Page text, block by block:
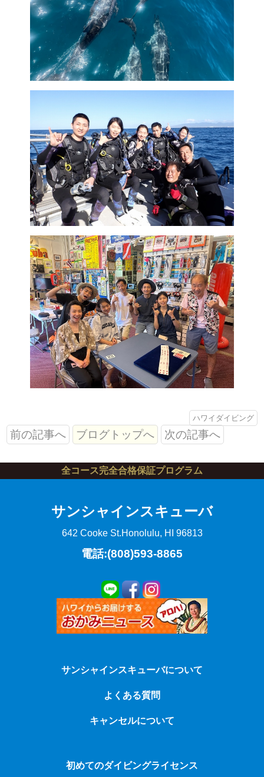
ハワイダイビング
前の記事へ ブログトップへ 次の記事へ
全コース完全合格保証プログラム
サンシャインスキューバ
642 Cooke St.Honolulu, HI 96813
電話:(808)593-8865
サンシャインスキューバについて
よくある質問
キャンセルについて
初めてのダイビングライセンス